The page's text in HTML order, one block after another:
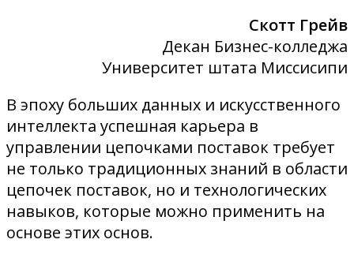
Скотт Грейв
Декан Бизнес-колледжа
Университет штата Миссисипи
В эпоху больших данных и искусственного
интеллекта успешная карьера в
управлении цепочками поставок требует
не только традиционных знаний в области
цепочек поставок, но и технологических
навыков, которые можно применить на
основе этих основ.